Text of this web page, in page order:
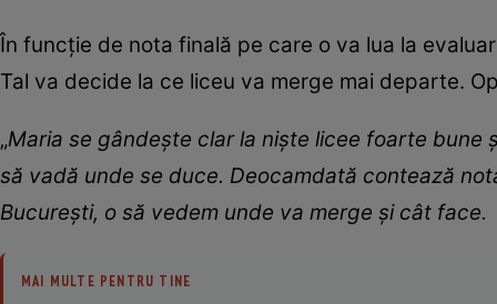
În funcție de nota finală pe care o va lua la
Tal va decide la ce liceu va merge mai departe.
„Maria se gândește clar la niște licee foarte bune
să vadă unde se duce. Deocamdată contează not
București, o să vedem unde va merge și cât face.
MAI MULTE PENTRU TINE